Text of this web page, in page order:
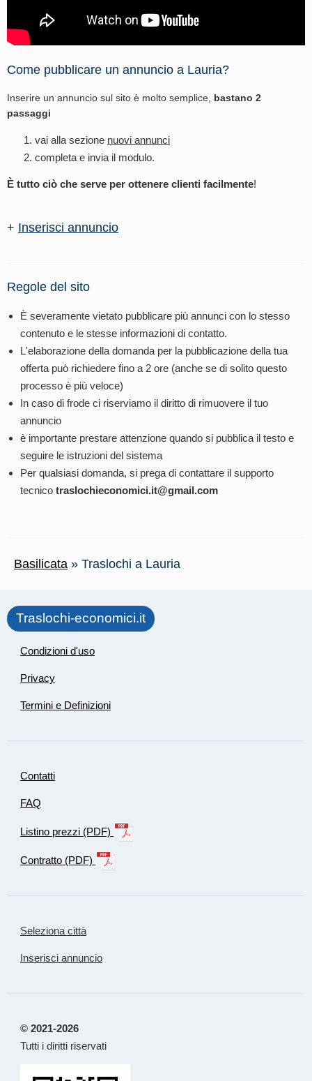
Come pubblicare un annuncio a Lauria?
Inserire un annuncio sul sito è molto semplice, bastano 2
passaggi
vai alla sezione nuovi annunci
completa e invia il modulo.
È tutto ciò che serve per ottenere clienti facilmente!
+ Inserisci annuncio
Regole del sito
È severamente vietato pubblicare più annunci con lo stesso
contenuto e le stesse informazioni di contatto.
L'elaborazione della domanda per la pubblicazione della tua
offerta può richiedere fino a 2 ore (anche se di solito questo
processo è più veloce)
In caso di frode ci riserviamo il diritto di rimuovere il tuo
annuncio
è importante prestare attenzione quando si pubblica il testo e
seguire le istruzioni del sistema
Per qualsiasi domanda, si prega di contattare il supporto
tecnico traslochieconomici.it@gmail.com
Basilicata » Traslochi a Lauria
Traslochi-economici.it
Condizioni d'uso
Privacy
Termini e Definizioni
Contatti
FAQ
Listino prezzi (PDF)
Contratto (PDF)
Seleziona città
Inserisci annuncio
© 2021-2026
Tutti i diritti riservati